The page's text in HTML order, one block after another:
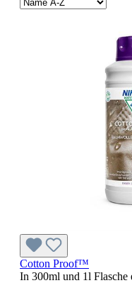
Cotton Proof™
In 300ml und 1l Flasche